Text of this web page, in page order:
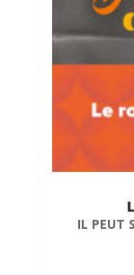
IL PEUT